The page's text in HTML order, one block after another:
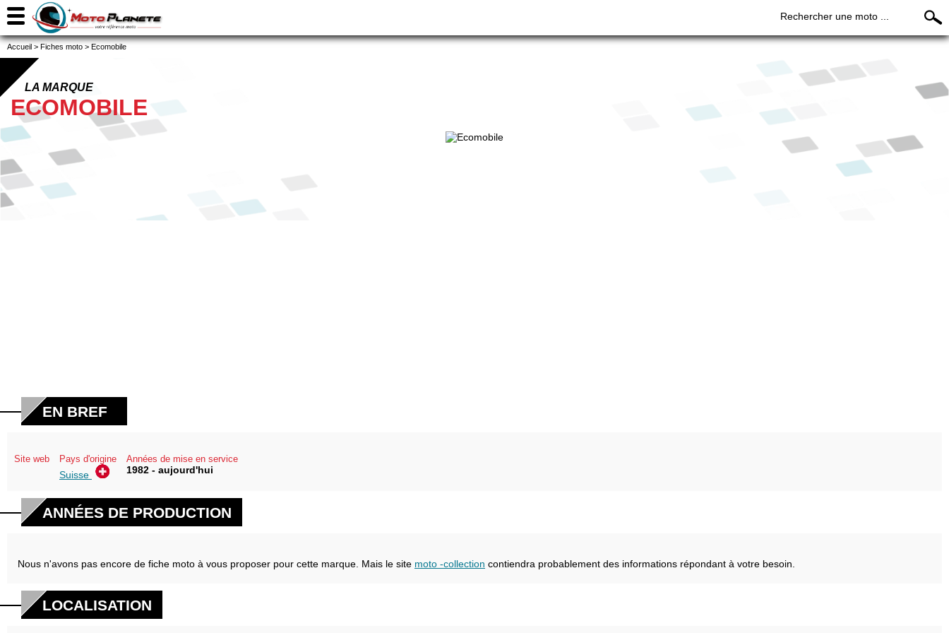
Rechercher une moto ...
Accueil > Fiches moto > Ecomobile
LA MARQUE
ECOMOBILE
EN BREF
Site web Pays d'origine
Suisse
Années de mise en service
1982 - aujourd'hui
ANNÉES DE PRODUCTION
Nous n'avons pas encore de fiche moto à vous proposer pour cette marque. Mais le site moto -collection contiendra probablement des informations répondant à votre besoin.
LOCALISATION